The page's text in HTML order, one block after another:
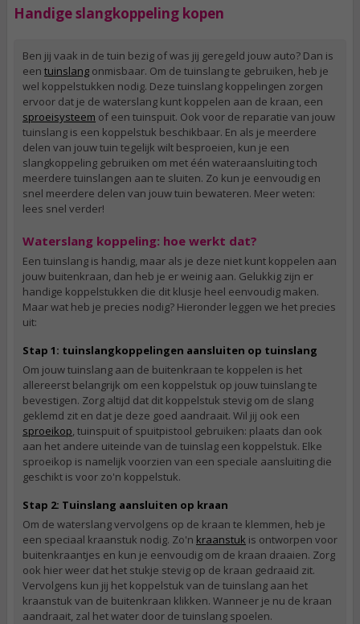
Handige slangkoppeling kopen
Ben jij vaak in de tuin bezig of was jij geregeld jouw auto? Dan is
een tuinslang onmisbaar. Om de tuinslang te gebruiken, heb je
wel koppelstukken nodig. Deze tuinslang koppelingen zorgen
ervoor dat je de waterslang kunt koppelen aan de kraan, een
sproeisysteem of een tuinspuit. Ook voor de reparatie van jouw
tuinslang is een koppelstuk beschikbaar. En als je meerdere
delen van jouw tuin tegelijk wilt besproeien, kun je een
slangkoppeling gebruiken om met één wateraansluiting toch
meerdere tuinslangen aan te sluiten. Zo kun je eenvoudig en
snel meerdere delen van jouw tuin bewateren. Meer weten:
lees snel verder!
Waterslang koppeling: hoe werkt dat?
Een tuinslang is handig, maar als je deze niet kunt koppelen aan
jouw buitenkraan, dan heb je er weinig aan. Gelukkig zijn er
handige koppelstukken die dit klusje heel eenvoudig maken.
Maar wat heb je precies nodig? Hieronder leggen we het precies
uit:
Stap 1: tuinslangkoppelingen aansluiten op tuinslang
Om jouw tuinslang aan de buitenkraan te koppelen is het
allereerst belangrijk om een koppelstuk op jouw tuinslang te
bevestigen. Zorg altijd dat dit koppelstuk stevig om de slang
geklemd zit en dat je deze goed aandraait. Wil jij ook een
sproeikop, tuinspuit of spuitpistool gebruiken: plaats dan ook
aan het andere uiteinde van de tuinslag een koppelstuk. Elke
sproeikop is namelijk voorzien van een speciale aansluiting die
geschikt is voor zo'n koppelstuk.
Stap 2: Tuinslang aansluiten op kraan
Om de waterslang vervolgens op de kraan te klemmen, heb je
een speciaal kraanstuk nodig. Zo'n kraanstuk is ontworpen voor
buitenkraantjes en kun je eenvoudig om de kraan draaien. Zorg
ook hier weer dat het stukje stevig op de kraan gedraaid zit.
Vervolgens kun jij het koppelstuk van de tuinslang aan het
kraanstuk van de buitenkraan klikken. Wanneer je nu de kraan
aandraait, zal het water door de tuinslang spoelen.